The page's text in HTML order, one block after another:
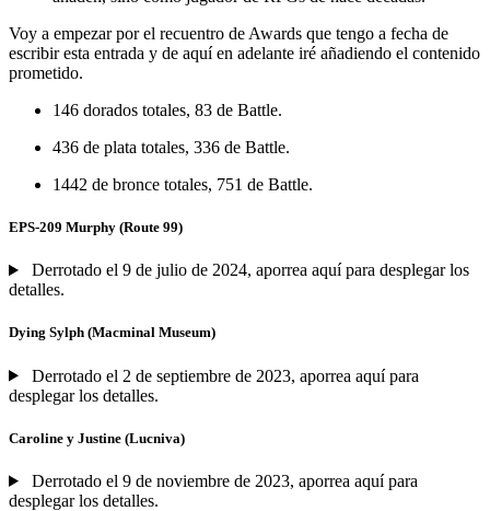
Voy a empezar por el recuentro de Awards que tengo a fecha de
escribir esta entrada y de aquí en adelante iré añadiendo el contenido
prometido.
146 dorados totales, 83 de Battle.
436 de plata totales, 336 de Battle.
1442 de bronce totales, 751 de Battle.
EPS-209 Murphy (Route 99)
Derrotado el 9 de julio de 2024, aporrea aquí para desplegar los
detalles.
Dying Sylph (Macminal Museum)
Derrotado el 2 de septiembre de 2023, aporrea aquí para
desplegar los detalles.
Caroline y Justine (Lucniva)
Derrotado el 9 de noviembre de 2023, aporrea aquí para
desplegar los detalles.